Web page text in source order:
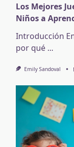
Los Mejores
Niños a
Introducción
por qué ...
Emily Sandoval